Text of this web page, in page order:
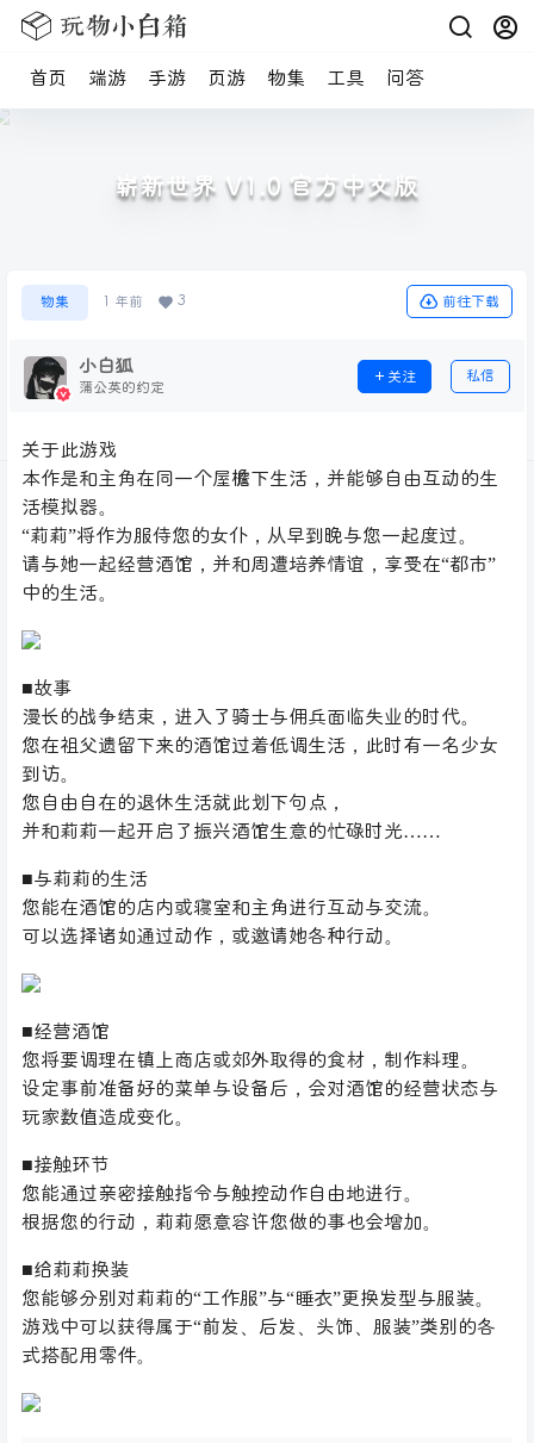
首页 端游 手游 页游 物集 工具 问答
崭新世界 V1.0 官方中文版
物集 1 年前 3 前往下载
小白狐
蒲公英的约定
关注 私信
关于此游戏
本作是和主角在同一个屋檐下生活，并能够自由互动的生
活模拟器。
“莉莉”将作为服侍您的女仆，从早到晚与您一起度过。
请与她一起经营酒馆，并和周遭培养情谊，享受在“都市”
中的生活。
■故事
漫长的战争结束，进入了骑士与佣兵面临失业的时代。
您在祖父遗留下来的酒馆过着低调生活，此时有一名少女
到访。
您自由自在的退休生活就此划下句点，
并和莉莉一起开启了振兴酒馆生意的忙碌时光……
■与莉莉的生活
您能在酒馆的店内或寝室和主角进行互动与交流。
可以选择诸如通过动作，或邀请她各种行动。
■经营酒馆
您将要调理在镇上商店或郊外取得的食材，制作料理。
设定事前准备好的菜单与设备后，会对酒馆的经营状态与
玩家数值造成变化。
■接触环节
您能通过亲密接触指令与触控动作自由地进行。
根据您的行动，莉莉愿意容许您做的事也会增加。
■给莉莉换装
您能够分别对莉莉的“工作服”与“睡衣”更换发型与服装。
游戏中可以获得属于“前发、后发、头饰、服装”类别的各
式搭配用零件。